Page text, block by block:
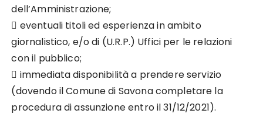
dell’Amministrazione;
 eventuali titoli ed esperienza in ambito
giornalistico, e/o di (U.R.P.) Uffici per le relazioni
con il pubblico;
 immediata disponibilità a prendere servizio
(dovendo il Comune di Savona completare la
procedura di assunzione entro il 31/12/2021).